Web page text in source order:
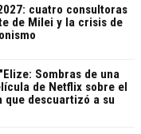
cuatro consultoras
de Milei y la crisis de
Sombras de una
de Netflix sobre el
que descuartizó a su